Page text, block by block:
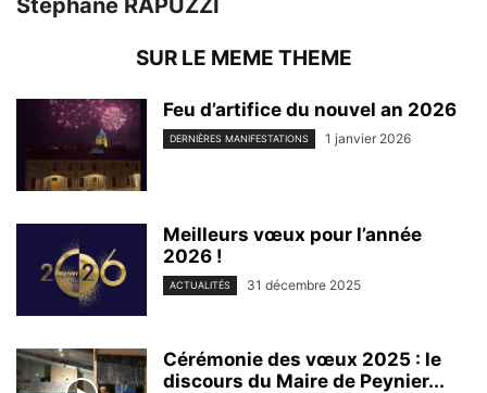
SUR LE MEME THEME
Feu d’artifice du nouvel an 2026
DERNIÈRES MANIFESTATIONS 1 janvier 2026
Meilleurs vœux pour l’année
2026 !
ACTUALITÉS 31 décembre 2025
Cérémonie des vœux 2025 : le
discours du Maire de Peynier...